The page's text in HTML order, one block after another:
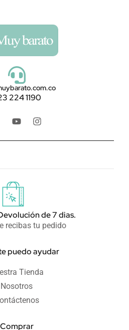
224 1190
Y
o
t
e
I
n
t
r
de 7 dias.
recibas tu pedido
puedo ayudar
Tienda
Nosotros
Comprar